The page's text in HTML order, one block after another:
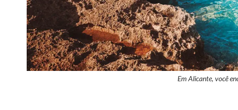
Em Alicante, você